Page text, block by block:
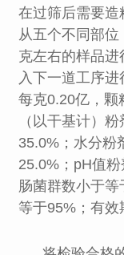
在过筛后需要造
从五个不同部
克左右的样品
入下一道工序
每克0.20亿，颗
（以干基计）
35.0%；水分粉
25.0%；pH值
肠菌群数小于
等于95%；有效